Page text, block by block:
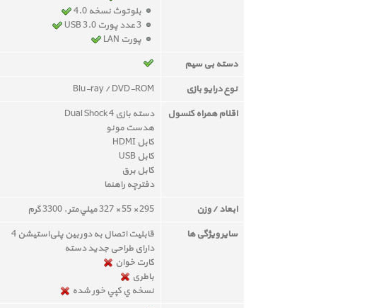
بلوتوث نسخه 4.0
پورت LAN
دسته بی سیم
نوع درایو بازی
Blu-ray / DVD-ROM
اقلام همراه کنسول
دسته بازی Dual Shock 4
هدست مونو
کابل HDMI
کابل USB
کابل برق
دفترچه راهنما
ابعاد / وزن
295 × 55 × 327 ميلي‌متر , 3300 گرم
سایر ویژگی ها
قابلیت اتصال به دوربین پلی‌استیشن 4
دارای طراحی جدید دسته
کارت خوان
باطری
نسخه ي کپي خور شده